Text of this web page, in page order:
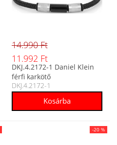
14.990 Ft
11.992 Ft
DKJ.4.2172-1 Daniel Klein
férfi karkötő
DKJ.4.2172-1
-20 %